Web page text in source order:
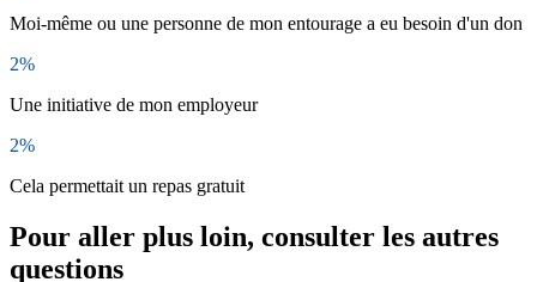
Moi-même ou une personne de mon entourage a eu besoin d'un don
2%
Une initiative de mon employeur
2%
Cela permettait un repas gratuit
Pour aller plus loin, consulter les autres
questions